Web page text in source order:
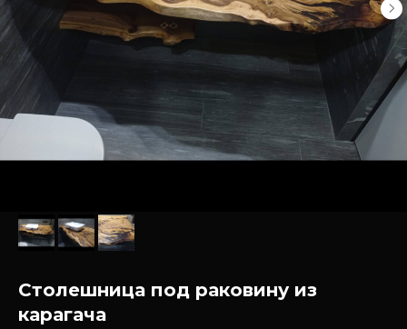
Столешница под раковину из
карагача